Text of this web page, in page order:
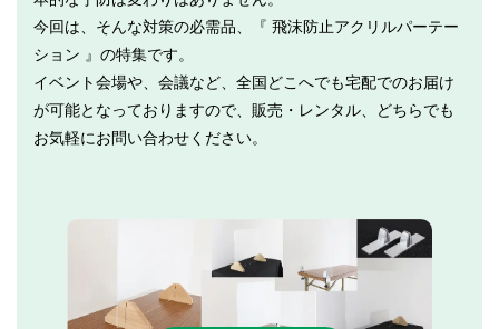
今回は、そんな対策の必需品、『 飛沫防止アクリルパーテー
ション 』の特集です。
イベント会場や、会議など、全国どこへでも宅配でのお届け
が可能となっておりますので、販売・レンタル、どちらでも
お気軽にお問い合わせください。